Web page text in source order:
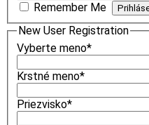
Remember Me
New User Registration
Vyberte meno*
Krstné meno*
Priezvisko*